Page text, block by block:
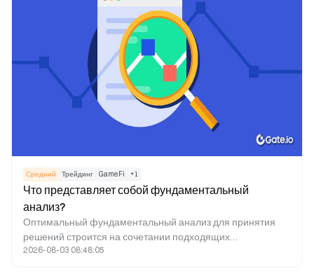
кошельков и финансовых сервисов на развивающихся
Средний Трейдинг GameFi +1
Что представляет собой фундаментальный
анализ?
Оптимальный фундаментальный анализ для принятия
решений строится на сочетании подходящих
индикаторов, инструментов и крипто новостей.
2026-08-03 08:48:05